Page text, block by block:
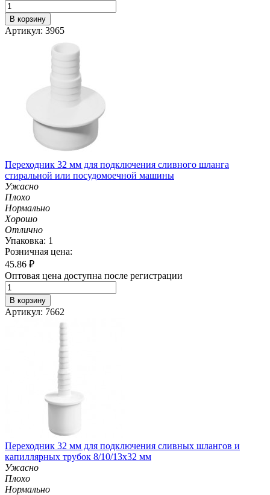
В корзину
Артикул: 3965
Переходник 32 мм для подключения сливного шланга
стиральной или посудомоечной машины
Ужасно
Плохо
Нормально
Хорошо
Отлично
Упаковка: 1
Розничная цена:
45.86 ₽
Оптовая цена доступна после регистрации
В корзину
Артикул: 7662
Переходник 32 мм для подключения сливных шлангов и
капиллярных трубок 8/10/13х32 мм
Ужасно
Плохо
Нормально